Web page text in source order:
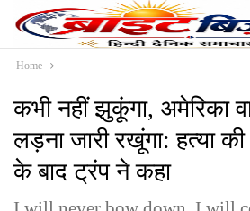
Home
कभी नहीं झुकूंगा, अमेरिका
लड़ना जारी रखूंगा: हत्या
के बाद ट्रंप ने कहा